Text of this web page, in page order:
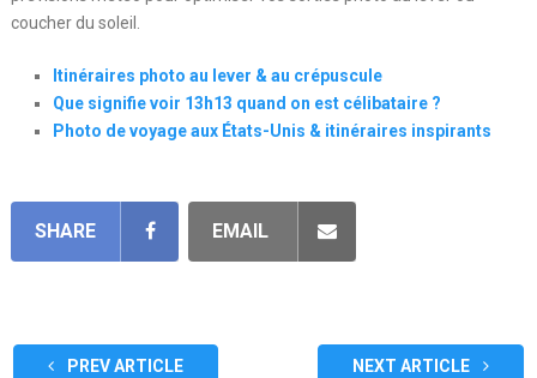
coucher du soleil.
Itinéraires photo au lever & au crépuscule
Que signifie voir 13h13 quand on est célibataire ?
Photo de voyage aux États-Unis & itinéraires inspirants
SHARE EMAIL
PREV ARTICLE NEXT ARTICLE